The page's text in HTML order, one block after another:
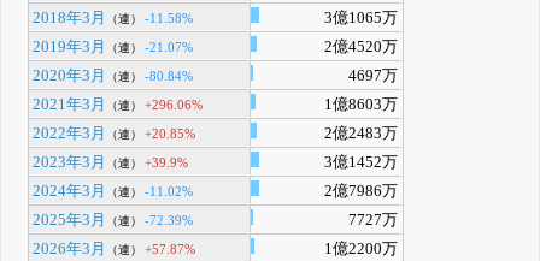
2018年3月 （連） -11.58%
3億1065万
2019年3月
（連） -21.07%
2億4520万
2020年3月
（連） -80.84%
4697万
2021年3月
（連） +296.06%
1億8603万
2022年3月
（連） +20.85%
2億2483万
2023年3月
（連） +39.9%
3億1452万
2024年3月
（連） -11.02%
2億7986万
2025年3月
（連） -72.39%
7727万
2026年3月
（連） +57.87%
1億2200万